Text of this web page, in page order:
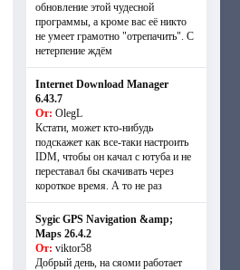
обновление этой чудесной
программы, а кроме вас её никто
не умеет грамотно "отрепачить". С
нетерпение ждём
Internet Download Manager
6.43.7
От: OlegL
Кстати, может кто-нибудь
подскажет как все-таки настроить
IDM, чтобы он качал с ютуба и не
переставал бы скачивать через
короткое время. А то не раз
Sygic GPS Navigation &amp;
Maps 26.4.2
От: viktor58
Добрый день, на сяоми работает